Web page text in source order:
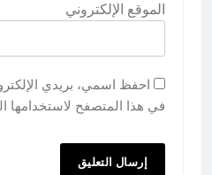
الموقع الإلكتروني
احفظ اسمي، بريدي
في هذا المتصفح لاستخدامها